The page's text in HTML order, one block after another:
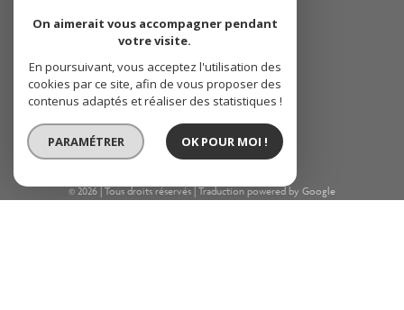
Espace propriétaire
réalisé par
© 2026 | Tous droits réservés | Traduction powered by Google
On aimerait vous accompagner pendant
votre visite.
En poursuivant, vous acceptez l'utilisation des
cookies par ce site, afin de vous proposer des
contenus adaptés et réaliser des statistiques !
PARAMÉTRER OK POUR MOI !